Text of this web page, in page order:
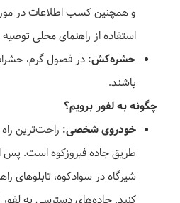
و همچنین کسب اطلاعات در
استفاده از راهنمای محلی
حشره‌کش: در فصول گرم،
باشند.
چگونه به لفور برویم؟
خودروی شخصی: راحت‌ترین
طریق جاده فیروزکوه است. پس
شیرگاه در سوادکوه، تابلوهای